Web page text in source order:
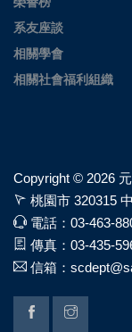
系友座談
相關學會
相關社會福利組織
Copyright © 2026
桃園市 320315
電話：03-463-
傳真：03-435-
信箱：